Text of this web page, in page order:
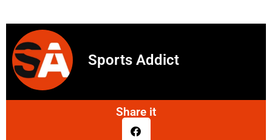
Sports Addict
Share it